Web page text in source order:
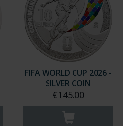
FIFA WORLD CUP 2026 -
SILVER COIN
€145.00